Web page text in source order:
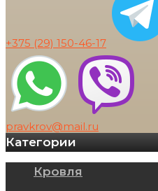
+375 (29) 150-46-17
pravkrov@mail.ru
Категории
Кровля